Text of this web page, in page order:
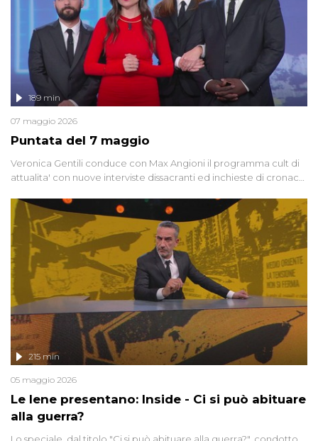
Puntata del 7 maggio
189 min
07 maggio 2026
Veronica Gentili conduce con Max Angioni il programma cult di
attualita' con nuove interviste dissacranti ed inchieste di cronaca
Le Iene presentano: Inside - Ci si può abituare
alla guerra?
215 min
05 maggio 2026